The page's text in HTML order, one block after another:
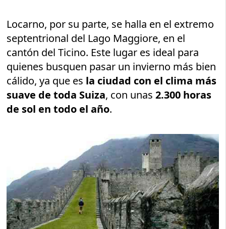
Locarno, por su parte, se halla en el extremo
septentrional del Lago Maggiore, en el
cantón del Ticino. Este lugar es ideal para
quienes busquen pasar un invierno más bien
cálido, ya que es la ciudad con el clima más
suave de toda Suiza, con unas2.300 horas
de sol en todo el año.